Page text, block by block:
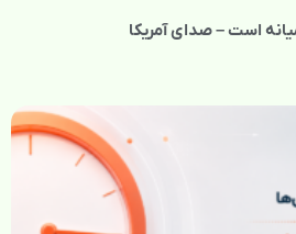
است – صدای آمریکا